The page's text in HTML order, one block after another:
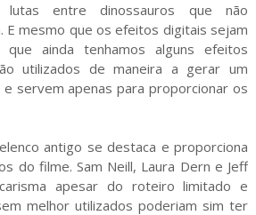
entre dinossauros que não
E mesmo que os efeitos digitais sejam
ainda tenhamos alguns efeitos
utilizados de maneira a gerar um
servem apenas para proporcionar os
antigo se destaca e proporciona
do filme. Sam Neill, Laura Dern e Jeff
apesar do roteiro limitado e
melhor utilizados poderiam sim ter